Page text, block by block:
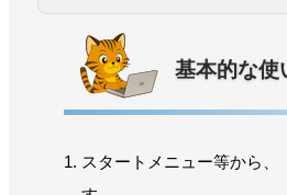
基本的な使
スタートメニュー等から、